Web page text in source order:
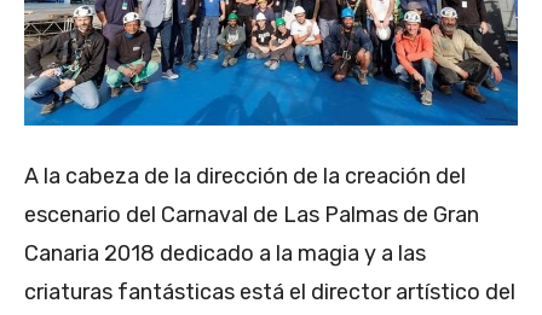
A la cabeza de la dirección de la creación del
escenario del Carnaval de Las Palmas de Gran
Canaria 2018 dedicado a la magia y a las
criaturas fantásticas está el director artístico del